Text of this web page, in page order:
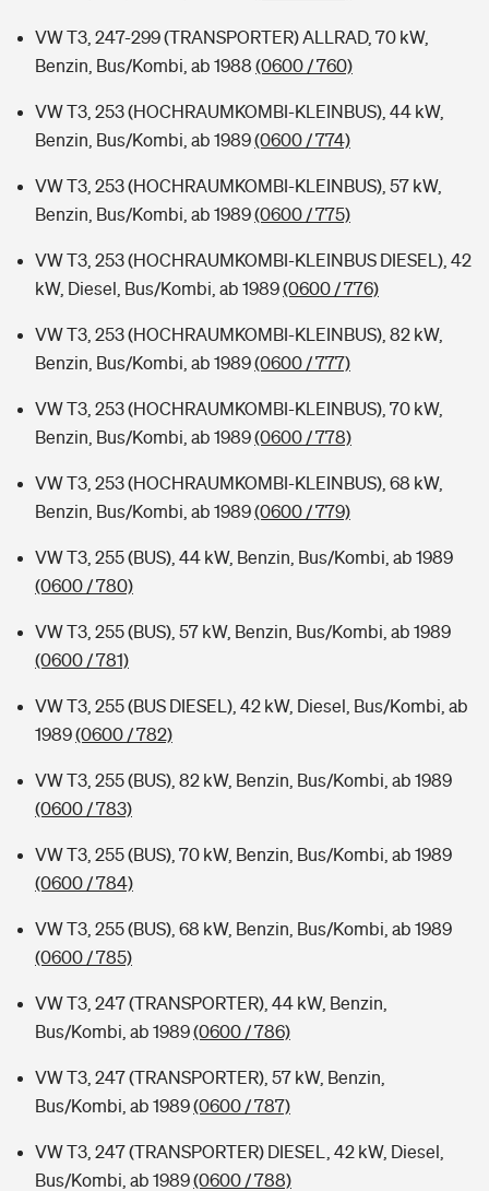
VW T3, 247-299 (TRANSPORTER) ALLRAD, 70 kW,
Benzin, Bus/Kombi, ab 1988 (0600 / 760)
VW T3, 253 (HOCHRAUMKOMBI-KLEINBUS), 44 kW,
Benzin, Bus/Kombi, ab 1989(0600 / 774)
VW T3, 253 (HOCHRAUMKOMBI-KLEINBUS), 57 kW,
Benzin, Bus/Kombi, ab 1989(0600 / 775)
VW T3, 253 (HOCHRAUMKOMBI-KLEINBUS DIESEL), 42
kW, Diesel, Bus/Kombi, ab 1989(0600 / 776)
VW T3, 253 (HOCHRAUMKOMBI-KLEINBUS), 82 kW,
Benzin, Bus/Kombi, ab 1989(0600 / 777)
VW T3, 253 (HOCHRAUMKOMBI-KLEINBUS), 70 kW,
Benzin, Bus/Kombi, ab 1989(0600 / 778)
VW T3, 253 (HOCHRAUMKOMBI-KLEINBUS), 68 kW,
Benzin, Bus/Kombi, ab 1989(0600 / 779)
VW T3, 255 (BUS), 44 kW, Benzin, Bus/Kombi, ab 1989
(0600 / 780)
VW T3, 255 (BUS), 57 kW, Benzin, Bus/Kombi, ab 1989
(0600 / 781)
VW T3, 255 (BUS DIESEL), 42 kW, Diesel, Bus/Kombi, ab
1989(0600 / 782)
VW T3, 255 (BUS), 82 kW, Benzin, Bus/Kombi, ab 1989
(0600 / 783)
VW T3, 255 (BUS), 70 kW, Benzin, Bus/Kombi, ab 1989
(0600 / 784)
VW T3, 255 (BUS), 68 kW, Benzin, Bus/Kombi, ab 1989
(0600 / 785)
VW T3, 247 (TRANSPORTER), 44 kW, Benzin,
Bus/Kombi, ab 1989(0600 / 786)
VW T3, 247 (TRANSPORTER), 57 kW, Benzin,
Bus/Kombi, ab 1989(0600 / 787)
VW T3, 247 (TRANSPORTER) DIESEL, 42 kW, Diesel,
Bus/Kombi, ab 1989(0600 / 788)